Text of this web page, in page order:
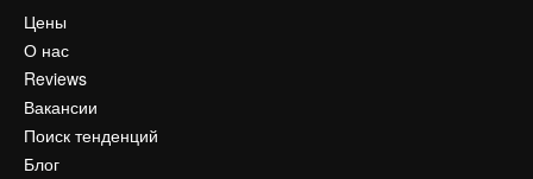
Цены
О нас
Reviews
Вакансии
Поиск тенденций
Блог